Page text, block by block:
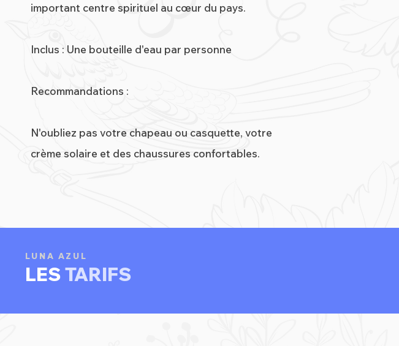
important centre spirituel au cœur du pays.
Inclus : Une bouteille d'eau par personne
Recommandations :
N'oubliez pas votre chapeau ou casquette, votre
crème solaire et des chaussures confortables.
LUNA AZUL
LESTARIFS